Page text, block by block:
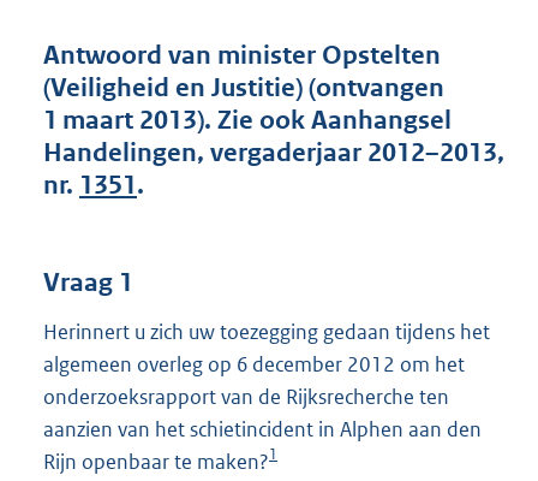
4
3
b
Antwoord van minister Opstelten
(Veiligheid en Justitie) (ontvangen
1 maart 2013). Zie ook Aanhangsel
Handelingen, vergaderjaar 2012–2013,
nr. 1351.
Vraag 1
Herinnert u zich uw toezegging gedaan tijdens het
algemeen overleg op 6 december 2012 om het
onderzoeksrapport van de Rijksrecherche ten
aanzien van het schietincident in Alphen aan den
Rijn openbaar te maken?1